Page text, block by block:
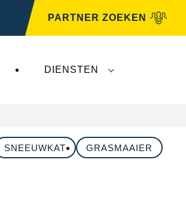
PARTNER ZOEKEN
DIENSTEN
SNEEUWKAT GRASMAAIER